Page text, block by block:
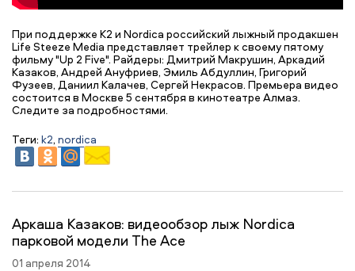
При поддержке К2 и Nordica российский лыжный продакшен
Life Steeze Media представляет трейлер к своему пятому
фильму "Up 2 Five". Райдеры: Дмитрий Макрушин, Аркадий
Казаков, Андрей Ануфриев, Эмиль Абдуллин, Григорий
Фузеев, Даниил Калачев, Сергей Некрасов. Премьера видео
состоится в Москве 5 сентября в кинотеатре Алмаз.
Следите за подробностями.
Теги: k2, nordica
Аркаша Казаков: видеообзор лыж Nordica
парковой модели The Ace
01 апреля 2014